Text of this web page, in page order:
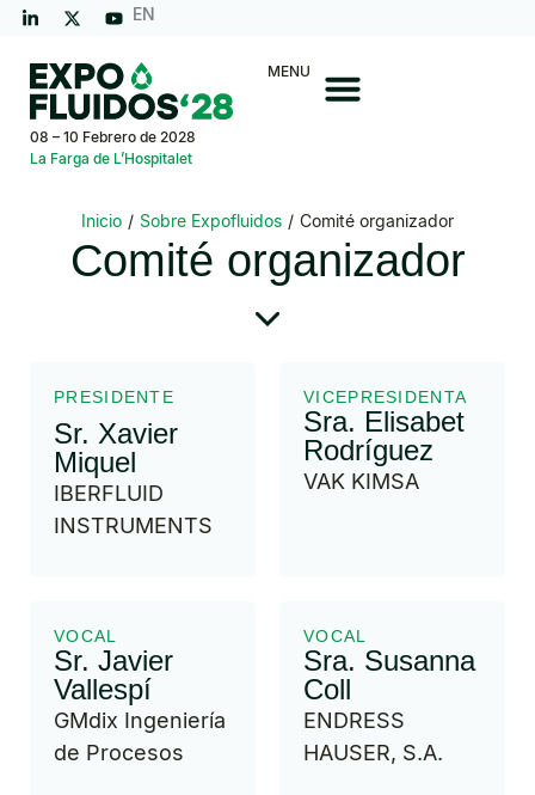
EN
08 – 10 Febrero de 2028
La Farga de L’Hospitalet
MENU
Inicio / Sobre Expofluidos / Comité organizador
Comité organizador
PRESIDENTE
Sr. Xavier
Miquel
IBERFLUID
INSTRUMENTS
VICEPRESIDENTA
Sra. Elisabet
Rodríguez
VAK KIMSA
VOCAL
Sr. Javier
Vallespí
GMdix Ingeniería
de Procesos
VOCAL
Sra. Susanna
Coll
ENDRESS
HAUSER, S.A.